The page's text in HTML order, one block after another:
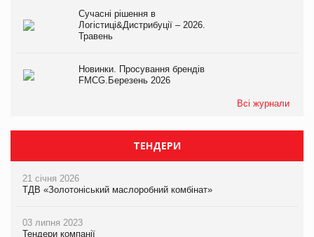
Сучасні рішення в
Логістиці&Дистрибуції – 2026.
Травень
Новинки. Просування брендів
FMCG.Березень 2026
Всі журнали
ТЕНДЕРИ
21 січня 2026
ТДВ «Золотоніський маслоробний комбінат»
03 липня 2023
Тендери компанії